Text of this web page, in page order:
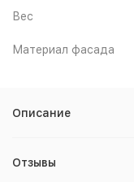
Вес
Материал фасада
Описание
Отзывы